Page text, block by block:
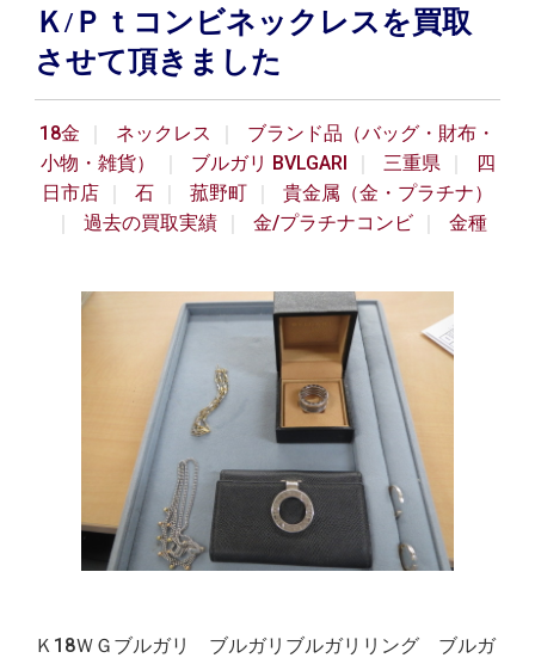
Ｋ/Ｐｔコンビネックレスを買取
させて頂きました
18金 ネックレス
ブランド品（バッグ・財布・
小物・雑貨）
ブルガリ BVLGARI 三重県
四
日市店
石 菰野町
貴金属（金・プラチナ）
過去の買取実績
金/プラチナコンビ 金種
Ｋ18ＷＧブルガリ ブルガリブルガリリング ブルガ